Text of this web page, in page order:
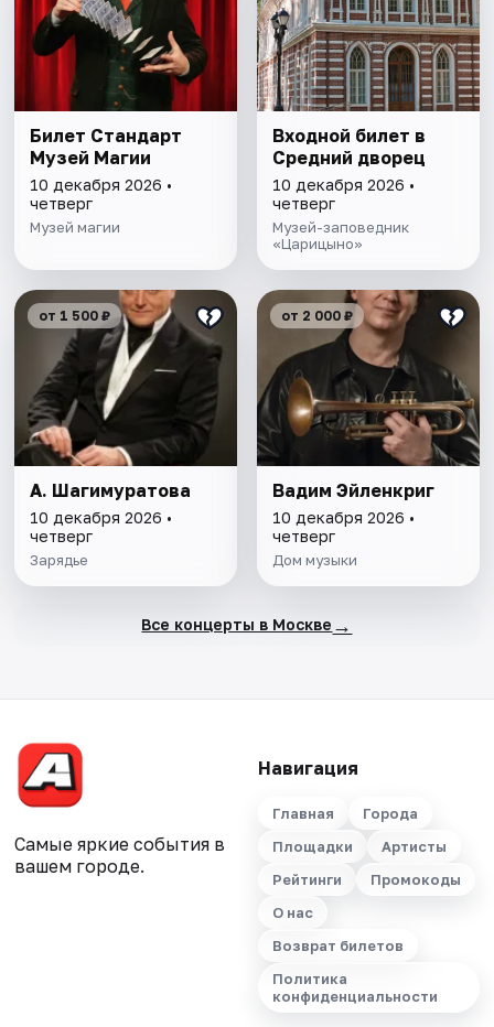
Билет Стандарт
Музей Магии
10 декабря 2026 •
четверг
Музей магии
Входной билет в
Средний дворец
10 декабря 2026 •
четверг
Музей-заповедник
«Царицыно»
от 1 500 ₽
А. Шагимуратова
10 декабря 2026 •
четверг
Зарядье
от 2 000 ₽
Вадим Эйленкриг
10 декабря 2026 •
четверг
Дом музыки
Все концерты в Москве →
Самые яркие события в
вашем городе.
Навигация
Главная
Города
Площадки
Артисты
Рейтинги
Промокоды
О нас
Возврат билетов
Политика
конфиденциальности